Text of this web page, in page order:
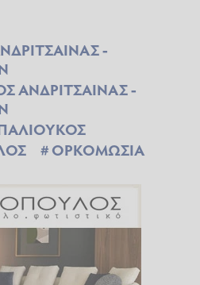
-
ΑΝΔΡΙΤΣΑΙΝΑΣ -
ΟΡΚΟΜΩΣΙΑ